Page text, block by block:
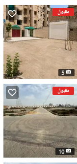
مقبول
5
مقبول
10